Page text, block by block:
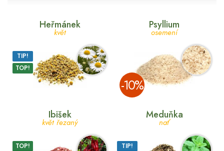
Heřmánek
květ
TIP!
TOP!
Psyllium
osemení
­-10%
Ibišek
květ řezaný
TOP!
Meduňka
nať
TIP!